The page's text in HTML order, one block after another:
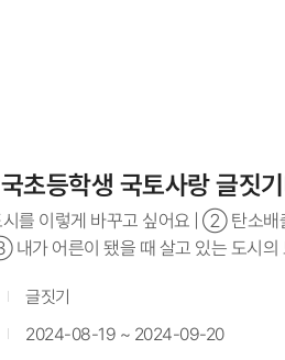
초등학생 국토사랑 글짓기
를 이렇게 바꾸고 싶어요 | ② 탄소배
가 어른이 됐을 때 살고 있는 도시의
글짓기
2024-08-19 ~ 2024-09-20